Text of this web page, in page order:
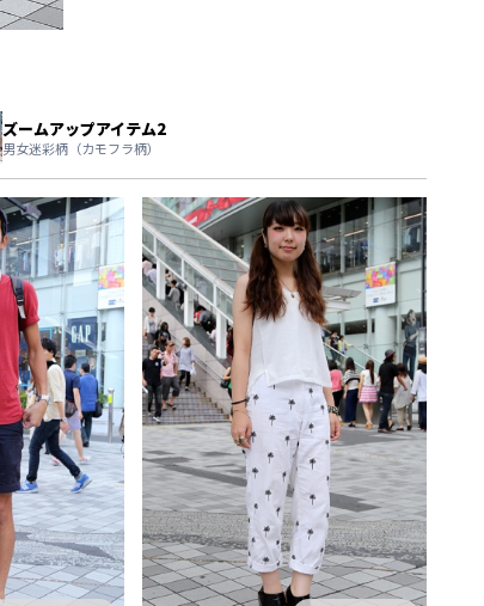
ズームアップアイテム2
男女迷彩柄（カモフラ柄）